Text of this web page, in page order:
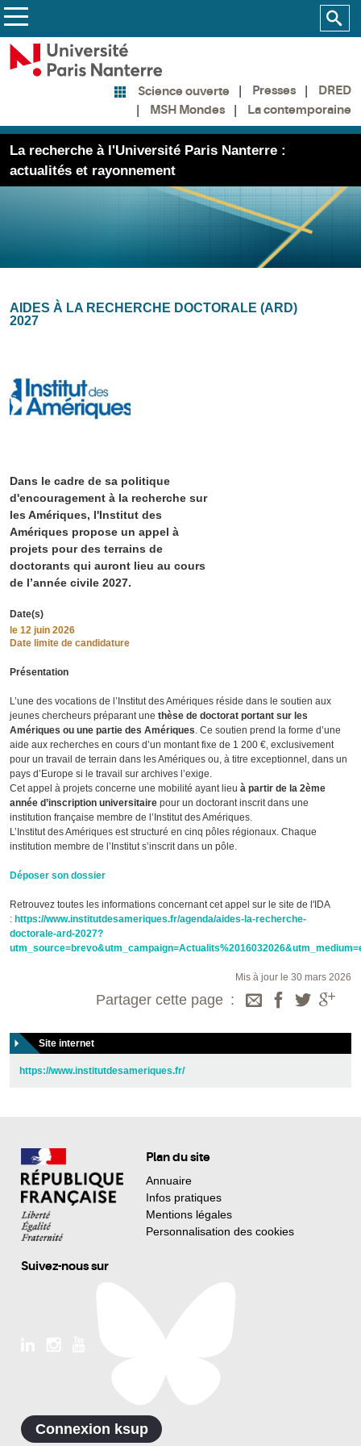
Science ouverte Presses
DRED
MSH Mondes
La contemporaine
La recherche à l'Université Paris Nanterre :
actualités et rayonnement
AIDES À LA RECHERCHE DOCTORALE (ARD)
2027
Dans le cadre de sa politique
d'encouragement à la recherche sur
les Amériques, l'Institut des
Amériques propose un appel à
projets pour des terrains de
doctorants qui auront lieu au cours
de l’année civile 2027.
Date(s)
le 12 juin 2026
Date limite de candidature
Présentation
L’une des vocations de l’Institut des Amériques réside dans le soutien aux
jeunes chercheurs préparant une thèse de doctorat portant sur les
Amériques ou une partie des Amériques. Ce soutien prend la forme d’une
aide aux recherches en cours d’un montant fixe de 1 200 €, exclusivement
pour un travail de terrain dans les Amériques ou, à titre exceptionnel, dans un
pays d’Europe si le travail sur archives l’exige.
Cet appel à projets concerne une mobilité ayant lieu à partir de la 2ème
année d’inscription universitaire pour un doctorant inscrit dans une
institution française membre de l’Institut des Amériques.
L’Institut des Amériques est structuré en cinq pôles régionaux. Chaque
institution membre de l’Institut s’inscrit dans un pôle.
Déposer son dossier
Retrouvez toutes les informations concernant cet appel sur le site de l'IDA
: https://www.institutdesameriques.fr/agenda/aides-la-recherche-
doctorale-ard-2027?
Mis à jour le 30 mars 2026
Partager cette page
Site internet
https://www.institutdesameriques.fr/
Plan du site
Annuaire
Infos pratiques
Mentions légales
Personnalisation des cookies
Suivez-nous sur
Connexion ksup